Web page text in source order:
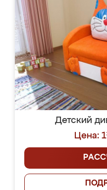
Детский
Цена: